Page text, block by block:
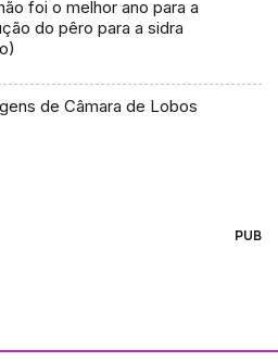
foi o melhor ano para a
do pêro para a sidra
de Câmara de Lobos
PUB